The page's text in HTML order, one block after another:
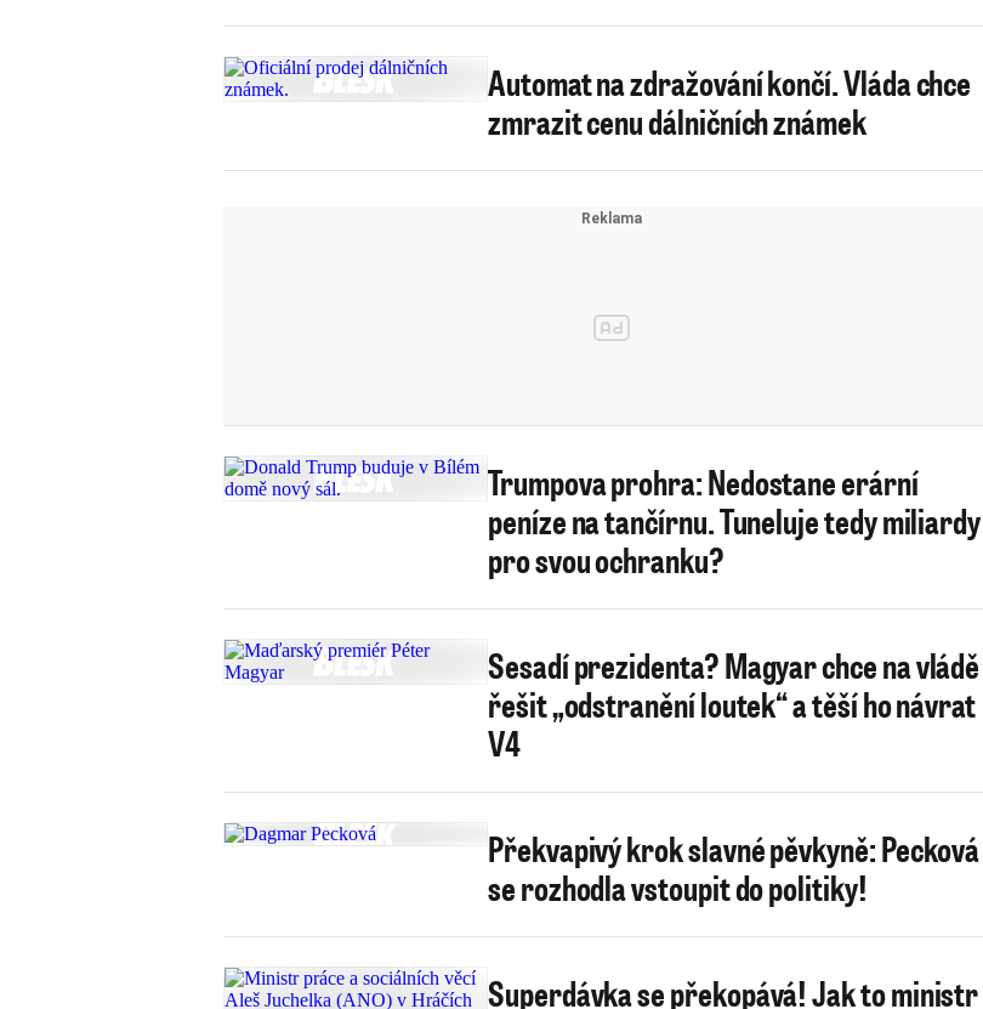
Automat na zdražování končí. Vláda chce
zmrazit cenu dálničních známek
Trumpova prohra: Nedostane erární
peníze na tančírnu. Tuneluje tedy miliardy
pro svou ochranku?
Sesadí prezidenta? Magyar chce na vládě
řešit „odstranění loutek“ a těší ho návrat
V4
Překvapivý krok slavné pěvkyně: Pecková
se rozhodla vstoupit do politiky!
Superdávka se překopává! Jak to ministr